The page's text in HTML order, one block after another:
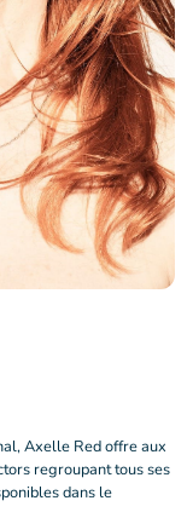
Axelle Red offre aux
regroupant tous ses
dans le